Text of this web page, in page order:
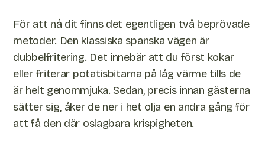
För att nå dit finns det egentligen två beprövade
metoder. Den klassiska spanska vägen är
dubbelfritering. Det innebär att du först kokar
eller friterar potatisbitarna på låg värme tills de
är helt genommjuka. Sedan, precis innan gästerna
sätter sig, åker de ner i het olja en andra gång för
att få den där oslagbara krispigheten.